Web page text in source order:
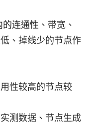
连通性、带宽、
、掉线少的节点作
性较高的节点较
测数据、节点生成